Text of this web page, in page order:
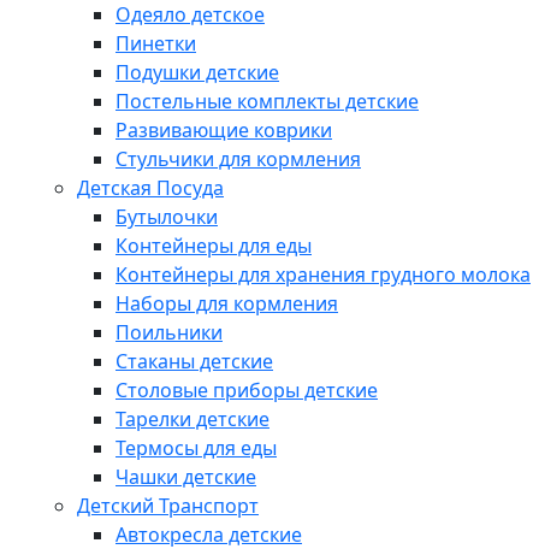
Одеяло детское
Пинетки
Подушки детские
Постельные комплекты детские
Развивающие коврики
Стульчики для кормления
Детская Посуда
Бутылочки
Контейнеры для еды
Контейнеры для хранения грудного молока
Наборы для кормления
Поильники
Стаканы детские
Столовые приборы детские
Тарелки детские
Термосы для еды
Чашки детские
Детский Транспорт
Автокресла детские